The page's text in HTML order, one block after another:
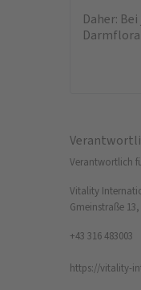
Daher:
Verantwortlich
Vitality
Gmeinstraße
+43 316 483003
https://vitality-